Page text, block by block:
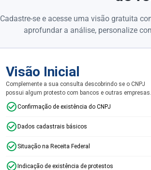
Cadastre-se e acesse uma visão gratuita
aprofundar a análise, personalize
Visão Inicial
Complemente a sua consulta descobrindo se o CNPJ
possui algum protesto com bancos e outras empresas.
Confirmação de existência do CNPJ
Dados cadastrais básicos
Situação na Receita Federal
Indicação de existência de protestos